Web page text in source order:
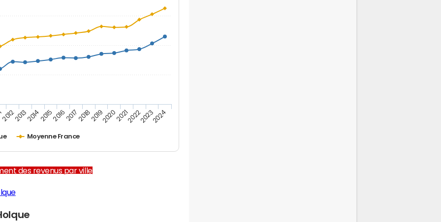
Moyenne France
2012201320142015201620172018201920202021202220232024
des revenus par ville